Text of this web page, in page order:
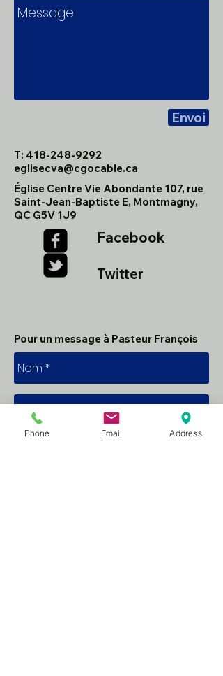
Envoi
T: 418-248-9292
eglisecva@cgocable.ca
Église Centre Vie Abondante 107, rue
Saint-Jean-Baptiste E, Montmagny,
QC G5V 1J9
Facebook
Twitter
Pour un message à Pasteur François
Phone Email Address